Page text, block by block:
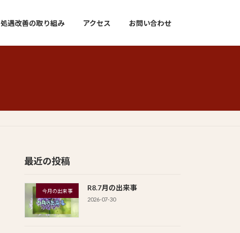
処遇改善の取り組み アクセス お問い合わせ
最近の投稿
今月の出来事 R8.7月の出来事
2026-07-30